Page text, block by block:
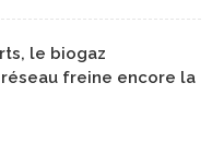
le biogaz
freine encore la